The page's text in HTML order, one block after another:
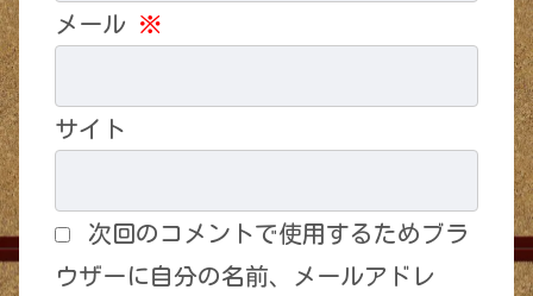
メール ※
サイト
次回のコメントで使用するためブラ
ウザーに自分の名前、メールアドレ